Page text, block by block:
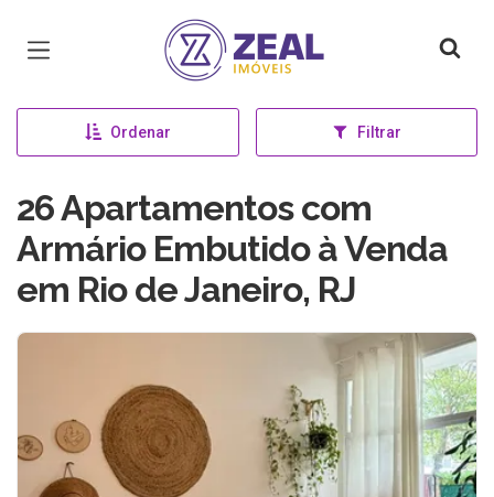
Página inicial
Ordenar Filtrar
26 Apartamentos com
Armário Embutido à Venda
em Rio de Janeiro, RJ